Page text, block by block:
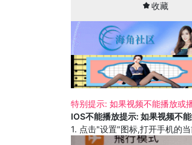
收藏
特别提示: 如果视频不能播放或
IOS不能播放提示: 如果视频不
1. 点击"设置"图标,打开手机的